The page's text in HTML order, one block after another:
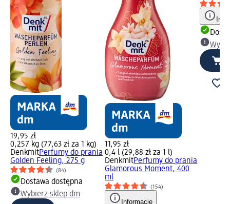
19,95 zł
0,257 kg (77,63 zł za 1 kg)
DenkmitPerfumy do prania
Golden Feeling, 275 g
(84)
Dostawa dostępna
Wybierz sklep dm
11,95 zł
0,4 l (29,88 zł za 1 l)
DenkmitPerfumy do prania
Glamorous Moment, 400
ml
(154)
Informacje